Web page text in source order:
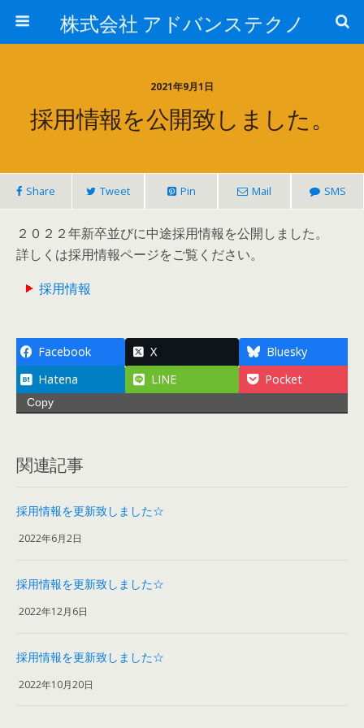
株式会社 アドバンステクノ
2021年9月1日
採用情報を公開致しました。
Share Tweet Pin Mail SMS
２０２２年新卒並びに中途採用情報を公開しました。
詳しくは採用情報ページをご覧ください。
採用情報
Facebook X
Bluesky
Hatena
LINE Pocket
Copy
関連記事
採用情報を更新致しました☆
2022年6月2日
採用情報を更新致しました☆
2022年12月6日
採用情報を更新致しました☆
2022年10月20日